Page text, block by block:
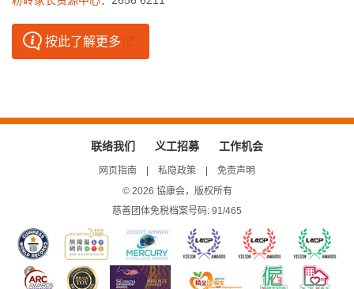
按此了解更多
联络我们 义工招募 工作机会
网页指南 私隐政策
免责声明
© 2026 協康会，版权所有
慈善团体免税档案号码: 91/465